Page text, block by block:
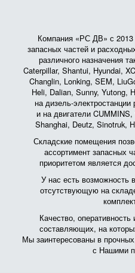
Компания «РС ДВ» с 2013
запасных частей и
различного назначения
Caterpillar, Shantui, Hyundai,
Changlin, Lonking, SEM,
Heli, Dalian, Sunny, Yutong,
на дизель-
и на двигатели
Shanghai, Deutz, Sinotruk,
Складские помещения
ассортимент запасных
приоритетом является
У нас есть возможность
отсутствующую на
Качество,
составляющих, на
Мы заинтересованы в
с Нашими